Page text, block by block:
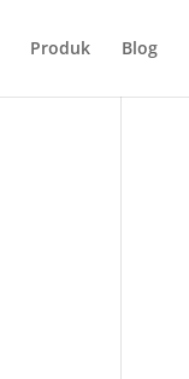
Produk Blog